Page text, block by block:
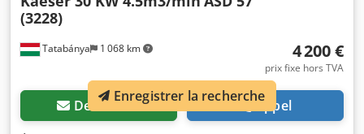
Tatabánya 1 068 km
(3228)
4 200 €
prix fixe hors TVA
Demander Appel
Enregistrer la recherche